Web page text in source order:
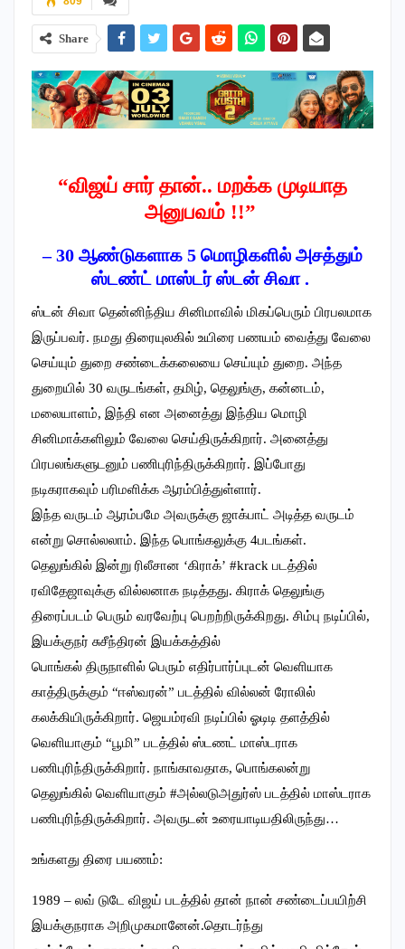
Share
“விஜய் சார் தான்.. மறக்க முடியாத
அனுபவம் !!”
– 30 ஆண்டுகளாக 5 மொழிகளில் அசத்தும்
ஸ்டண்ட் மாஸ்டர் ஸ்டன் சிவா .
ஸ்டன் சிவா தென்னிந்திய சினிமாவில் மிகப்பெரும் பிரபலமாக
இருப்பவர். நமது திரையுலகில் உயிரை பணயம் வைத்து வேலை
செய்யும் துறை சண்டைக்கலையை செய்யும் துறை. அந்த
துறையில் 30 வருடங்கள், தமிழ், தெலுங்கு, கன்னடம்,
மலையாளம், இந்தி என அனைத்து இந்திய மொழி
சினிமாக்களிலும் வேலை செய்திருக்கிறார். அனைத்து
பிரபலங்களுடனும் பணிபுரிந்திருக்கிறார். இப்போது
நடிகராகவும் பரிமளிக்க ஆரம்பித்துள்ளார்.
இந்த வருடம் ஆரம்பமே அவருக்கு ஜாக்பாட் அடித்த வருடம்
என்று சொல்லலாம். இந்த பொங்கலுக்கு 4படங்கள்.
தெலுங்கில் இன்று ரிலீசான ‘கிராக்’ #krack படத்தில்
ரவிதேஜாவுக்கு வில்லனாக நடித்தது. கிராக் தெலுங்கு
திரைப்படம் பெரும் வரவேற்பு பெறற்றிருக்கிறது. சிம்பு நடிப்பில்,
இயக்குநர் சுசீந்திரன் இயக்கத்தில்
பொங்கல் திருநாளில் பெரும் எதிர்பார்ப்புடன் வெளியாக
காத்திருக்கும் “ஈஸ்வரன்” படத்தில் வில்லன் ரோலில்
கலக்கியிருக்கிறார். ஜெயம்ரவி நடிப்பில் ஓடிடி தளத்தில்
வெளியாகும் “பூமி” படத்தில் ஸ்டணட் மாஸ்டராக
பணிபுரிந்திருக்கிறார். நாங்காவதாக, பொங்கலன்று
தெலுங்கில் வெளியாகும் #அல்லடுஅதுர்ஸ் படத்தில் மாஸ்டராக
பணிபுரிந்திருக்கிறார். அவருடன் உரையாடியதிலிருந்து…
உங்களது திரை பயணம்:
1989 – லவ் டுடே விஜய் படத்தில் தான் நான் சண்டைப்பயிற்சி
இயக்குநராக அறிமுகமானேன்.தொடர்ந்து